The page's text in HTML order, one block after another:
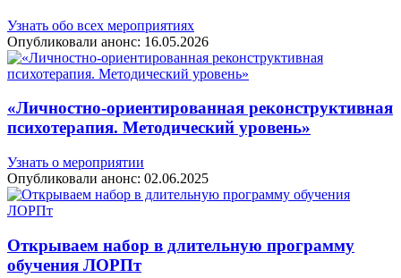
Узнать обо всех мероприятиях
Опубликовали анонс: 16.05.2026
«Личностно-ориентированная реконструктивная
психотерапия. Методический уровень»
Узнать о мероприятии
Опубликовали анонс: 02.06.2025
Открываем набор в длительную программу
обучения ЛОРПт